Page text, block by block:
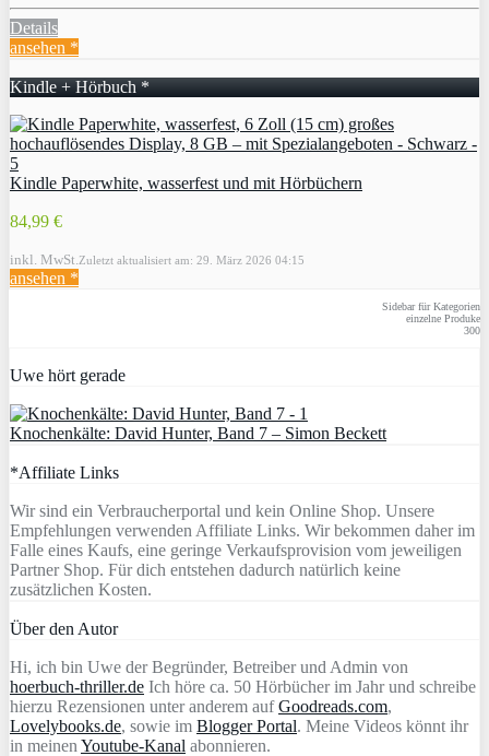
Details
ansehen *
Kindle + Hörbuch *
Kindle Paperwhite, wasserfest und mit Hörbüchern
84,99 €
inkl. MwSt. Zuletzt aktualisiert am: 29. März 2026 04:15
ansehen *
Sidebar für Kategorien
einzelne Produke
300
Uwe hört gerade
Knochenkälte: David Hunter, Band 7 – Simon Beckett
*Affiliate Links
Wir sind ein Verbraucherportal und kein Online Shop. Unsere
Empfehlungen verwenden Affiliate Links. Wir bekommen daher im
Falle eines Kaufs, eine geringe Verkaufsprovision vom jeweiligen
Partner Shop. Für dich entstehen dadurch natürlich keine
zusätzlichen Kosten.
Über den Autor
Hi, ich bin Uwe der Begründer, Betreiber und Admin von
hoerbuch-thriller.de Ich höre ca. 50 Hörbücher im Jahr und schreibe
hierzu Rezensionen unter anderem aufGoodreads.com,
Lovelybooks.de, sowie im Blogger Portal. Meine Videos könnt ihr
in meinen Youtube-Kanal abonnieren.